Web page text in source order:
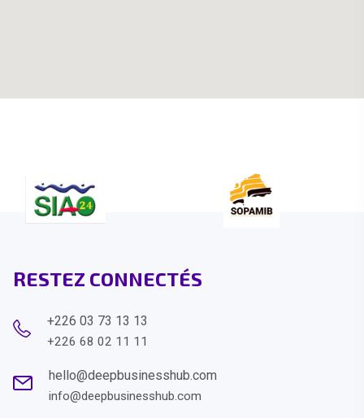
RESTEZ CONNECTÉS
+226 03 73 13 13
+226 68 02 11 11
hello@deepbusinesshub.com
info@deepbusinesshub.com